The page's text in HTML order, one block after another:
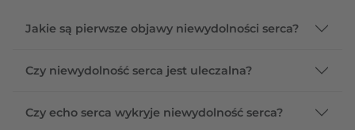
Jakie są pierwsze objawy niewydolności serca?
Czy niewydolność serca jest uleczalna?
Czy echo serca wykryje niewydolność serca?